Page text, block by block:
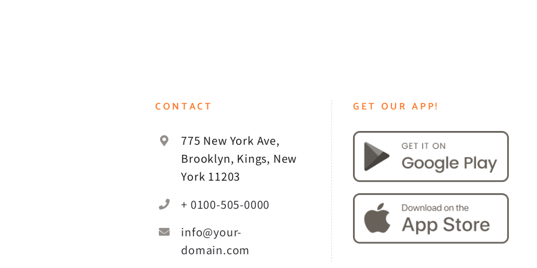
CONTACT
775 New York Ave,
Brooklyn, Kings, New
York 11203
+ 0100-505-0000
info@your-
domain.com
GET OUR APP!